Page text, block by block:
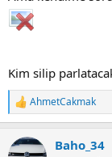
Kim silip
T
e
k
AhmetCakmak
Baho_34